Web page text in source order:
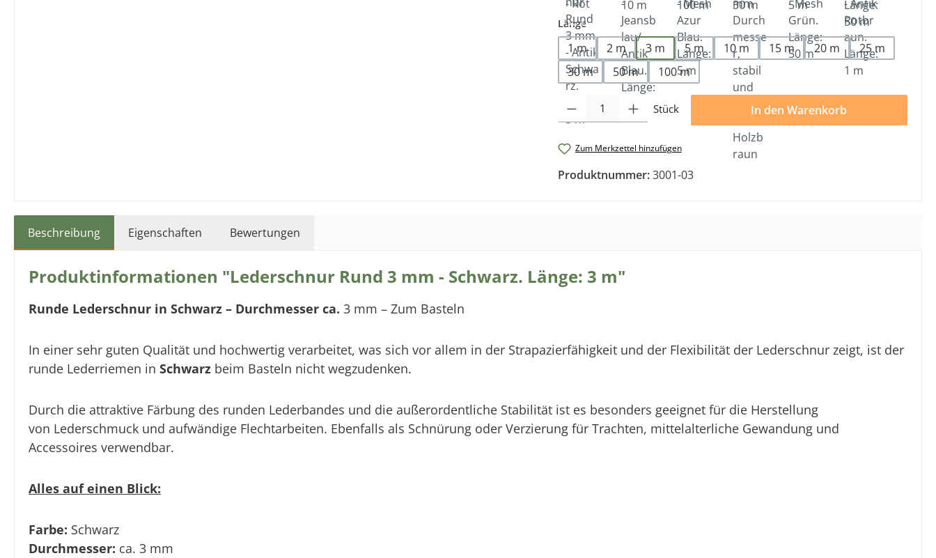
Längeauswählen
1 m 2 m 3 m 5 m 10 m 15 m 20 m
25 m
30 m
50 m 100 m
Produkt Anzahl: Gib den gewünschten Wert ein oder benutze die
Stück In den Warenkorb
Zum Merkzettel hinzufügen
Produktnummer:3001-03
Beschreibung Eigenschaften Bewertungen
Produktinformationen "Lederschnur Rund 3 mm - Schwarz. Länge: 3 m"
Runde Lederschnur in Schwarz – Durchmesser ca. 3 mm – Zum Basteln
In einer sehr guten Qualität und hochwertig verarbeitet, was sich vor allem in der Strapazierfähigkeit und der Flexibilität der Lederschnur zeigt, ist der
runde Lederriemen in Schwarz beim Basteln nicht wegzudenken.
Durch die attraktive Färbung des runden Lederbandes und die außerordentliche Stabilität ist es besonders geeignet für die Herstellung
von Lederschmuck und aufwändige Flechtarbeiten. Ebenfalls als Schnürung oder Verzierung für Trachten, mittelalterliche Gewandung und
Accessoires verwendbar.
Alles auf einen Blick:
Farbe: Schwarz
Durchmesser: ca. 3 mm